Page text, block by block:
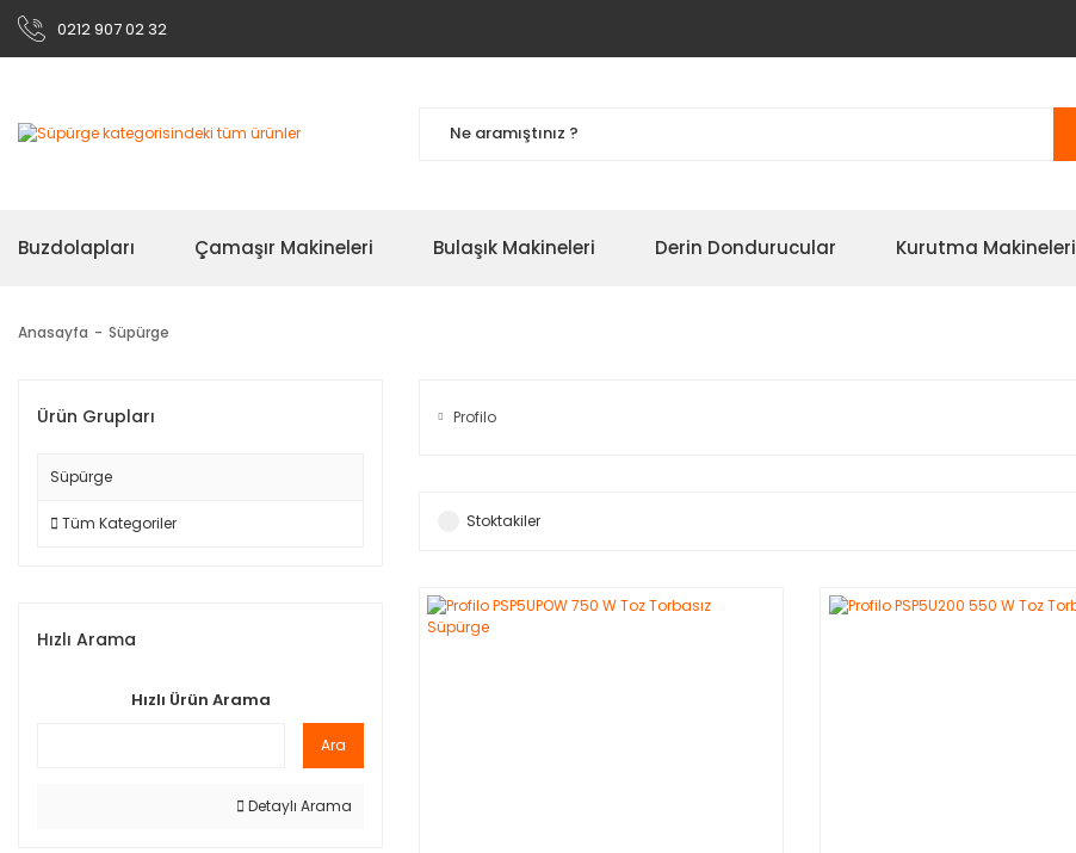
0212 907 02 32
Buzdolapları Çamaşır Makineleri Bulaşık Makineleri Derin Dondurucular Kurutma Makineleri
Anasayfa Süpürge
Ürün Grupları
Süpürge
Tüm Kategoriler
Hızlı Arama
Hızlı Ürün Arama
Ara
Detaylı Arama
Profilo
Stoktakiler